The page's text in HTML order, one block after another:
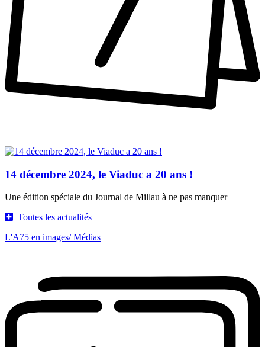
14 décembre 2024, le Viaduc a 20 ans !
Une édition spéciale du Journal de Millau à ne pas manquer
Toutes les actualités
L'A75 en images/ Médias